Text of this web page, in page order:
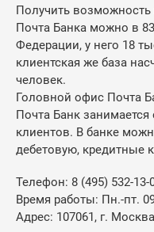
Получить возможность
Почта Банка можно в
Федерации, у него 18
клиентская же база
человек.
Головной офис Почта
Почта Банк
клиентов. В банке
дебетовую, кредитные
Телефон: 8 (495) 532-13-
Время работы: Пн.-пт.
Адрес: 107061, г.